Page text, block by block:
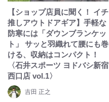
【ショップ店員に聞く！ イチ
推しアウトドアギア】手軽な
防寒には「ダウンブランケッ
ト」 サッと羽織れて腰にも巻
ける、収納はコンパクト！
〈石井スポーツ ヨドバシ新宿
西口店 vol.1〉
吉田 正之